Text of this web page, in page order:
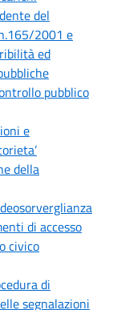
del
2001 e
ed
pubblico
e
della
di accesso
civico
di
segnalazioni